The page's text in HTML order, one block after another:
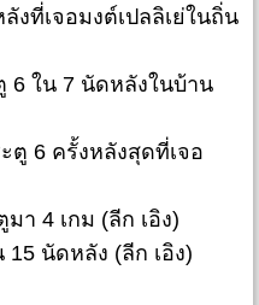
งที่เจอมงต์เปลลิเย่ในถิ่น
6 ใน 7 นัดหลังในบ้าน
ตู 6 ครั้งหลังสุดที่เจอ
า 4 เกม (ลีก เอิง)
นัดหลัง (ลีก เอิง)